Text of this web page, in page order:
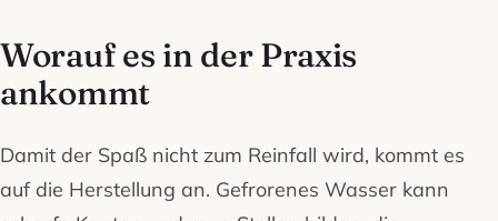
Worauf es in der Praxis
ankommt
Damit der Spaß nicht zum Reinfall wird, kommt es
auf die Herstellung an. Gefrorenes Wasser kann